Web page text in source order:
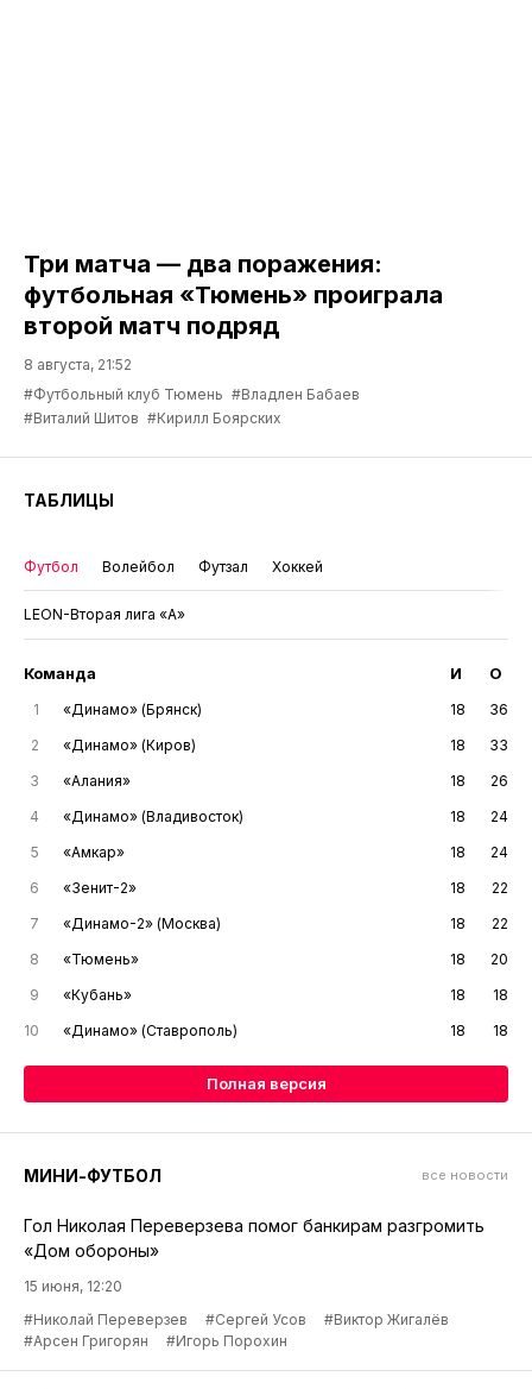
Три матча — два поражения:
футбольная «Тюмень» проиграла
второй матч подряд
8 августа, 21:52
#Футбольный клуб Тюмень #Владлен Бабаев
#Виталий Шитов #Кирилл Боярских
ТАБЛИЦЫ
Футбол Волейбол Футзал Хоккей
LEON-Вторая лига «А»
Команда И О
1 «Динамо» (Брянск) 18
36
2
«Динамо» (Киров) 18
33
3
«Алания» 18
26
4
«Динамо» (Владивосток) 18
24
5
«Амкар» 18
24
6
«Зенит-2» 18
22
7
«Динамо-2» (Москва) 18
22
8
«Тюмень» 18
20
9
«Кубань» 18
18
10
«Динамо» (Ставрополь) 18 18
Полная версия
МИНИ-ФУТБОЛ все новости
Гол Николая Переверзева помог банкирам разгромить
«Дом обороны»
15 июня, 12:20
#Николай Переверзев
#Сергей Усов
#Виктор Жигалёв
#Арсен Григорян
#Игорь Порохин